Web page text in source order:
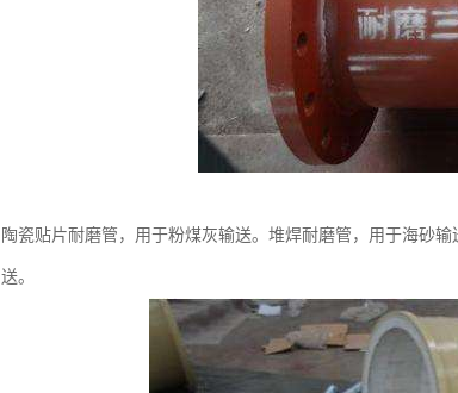
陶瓷贴片耐磨管，用于粉煤灰输送。堆焊耐磨管，用于海砂
送。